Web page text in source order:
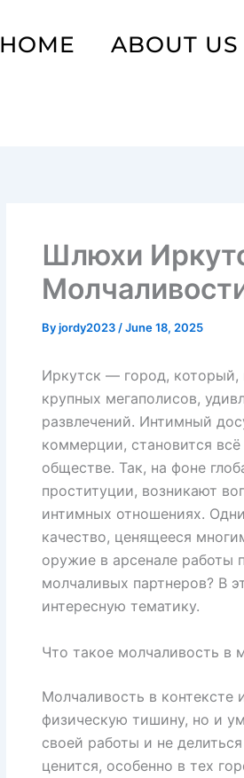
HOME ABOUT US
Шлюхи
Byjordy2023 /June 18, 2025
Иркутск — город, который,
крупных мегаполисов,
развлечений. Интимный
коммерции, становится
обществе. Так, на фоне
проституции, возникают
интимных отношениях.
качество, ценящееся
оружие в арсенале работы
молчаливых партнеров? В
интересную тематику.
Что такое молчаливость в
Молчаливость в контексте
физическую тишину, но и
своей работы и не
ценится, особенно в тех